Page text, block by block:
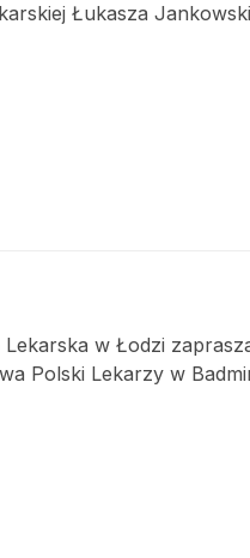
Łukasza
w Łodzi
Polski Lekarzy w